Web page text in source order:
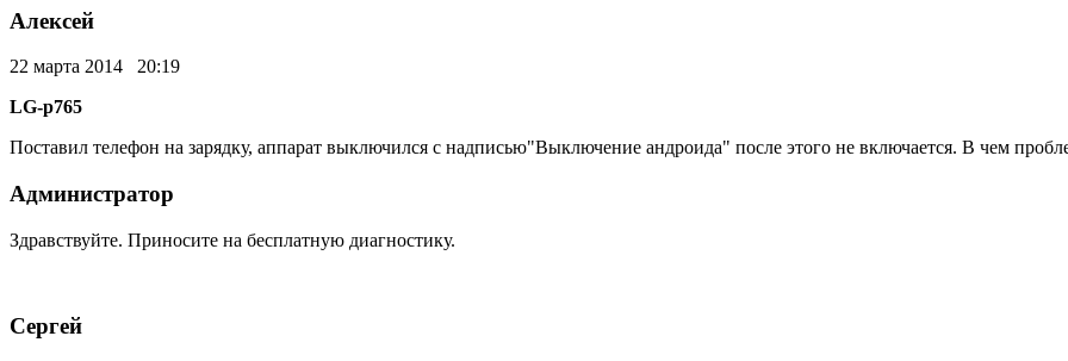
Алексей
22 марта 2014 20:19
LG-p765
Поставил телефон на зарядку, аппарат выключился с надписью"Выключение андроида" после этого не включается. В чем
Администратор
Здравствуйте. Приносите на бесплатную диагностику.
Сергей